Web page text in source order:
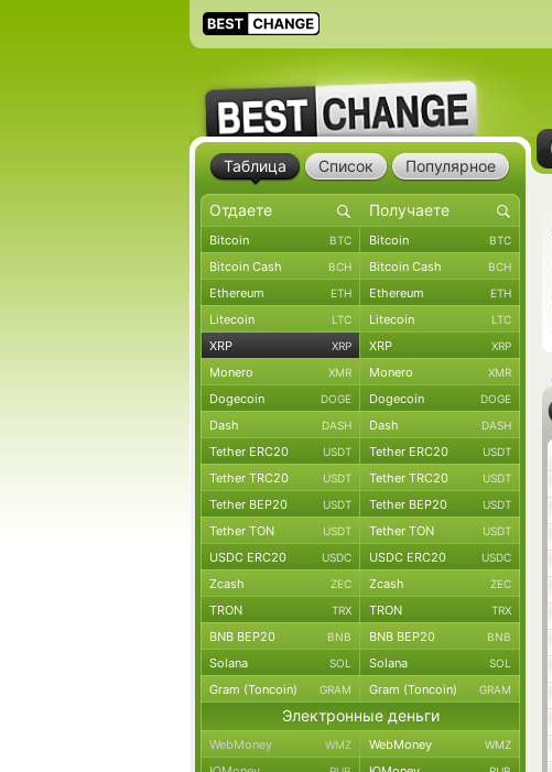
Таблица Список Популярное
Bitcoin BTC Bitcoin BTC
Bitcoin Cash BCH Bitcoin Cash BCH
Ethereum ETH Ethereum ETH
Litecoin LTC Litecoin LTC
XRP XRP XRP XRP
Monero XMR Monero XMR
Dogecoin DOGE Dogecoin DOGE
Dash DASH Dash DASH
Tether ERC20 USDT Tether ERC20 USDT
Tether TRC20 USDT Tether TRC20 USDT
Tether BEP20 USDT Tether BEP20 USDT
Tether TON USDT Tether TON USDT
USDC ERC20 USDC USDC ERC20 USDC
Zcash ZEC Zcash ZEC
TRON TRX TRON TRX
BNB BEP20 BNB BNB BEP20 BNB
Solana SOL Solana SOL
Gram (Toncoin) GRAM Gram (Toncoin) GRAM
Электронные деньги
WebMoney WMZ WebMoney WMZ